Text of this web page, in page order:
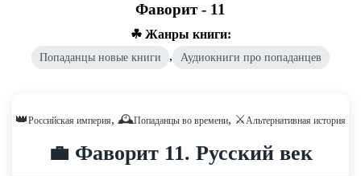
Фаворит - 11
☘ Жанры книги:
Попаданцы новые книги , Аудиокниги про попаданцев
👑Российская империя, 🕰️Попаданцы во времени, ⚔️Альтернативная история
💼 Фаворит 11. Русский век